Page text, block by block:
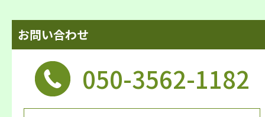
お問い合わせ
050-3562-1182